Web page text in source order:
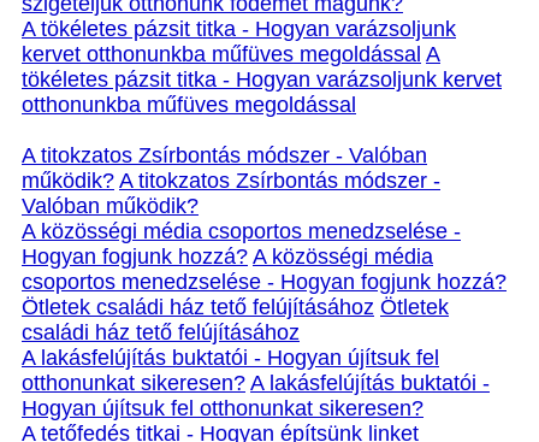
A tökéletes pázsit titka - Hogyan varázsoljunk
kervet otthonunkba műfüves megoldással A
tökéletes pázsit titka - Hogyan varázsoljunk kervet
otthonunkba műfüves megoldással
A titokzatos Zsírbontás módszer - Valóban
működik? A titokzatos Zsírbontás módszer -
Valóban működik?
A közösségi média csoportos menedzselése -
Hogyan fogjunk hozzá? A közösségi média
csoportos menedzselése - Hogyan fogjunk hozzá?
Ötletek családi ház tető felújításához Ötletek
családi ház tető felújításához
A lakásfelújítás buktatói - Hogyan újítsuk fel
otthonunkat sikeresen? A lakásfelújítás buktatói -
Hogyan újítsuk fel otthonunkat sikeresen?
A tetőfedés titkai - Hogyan építsünk linket